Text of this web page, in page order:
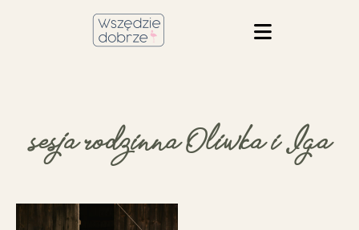
sesja rodzinna Oliwka i Iga